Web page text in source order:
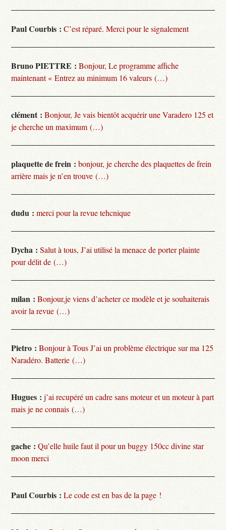
Paul Courbis : C’est réparé. Merci pour le signalement
Bruno PIETTRE : Bonjour, Le programme affiche
maintenant « Entrez au minimum 16 valeurs (…)
clément : Bonjour, Je vais bientôt acquérir une Varadero 125 et
je cherche un maximum (…)
plaquette de frein : bonjour, je cherche des plaquettes de frein
arrière mais je n’en trouve (…)
dudu : merci pour la revue tehcnique
Dycha : Salut à tous, J’ai utilisé la menace de porter plainte
pour délit de (…)
milan : Bonjour,je viens d’acheter ce modèle et je souhaiterais
avoir la revue (…)
Pietro : Bonjour à Tous J’ai un problème électrique sur ma 125
Naradéro. Batterie (…)
Hugues : j’ai recupéré un cadre sans moteur et un moteur à part
mais je ne connais (…)
gache : Qu’elle huile faut il pour un buggy 150cc divine star
moon merci
Paul Courbis : Le code est en bas de la page !